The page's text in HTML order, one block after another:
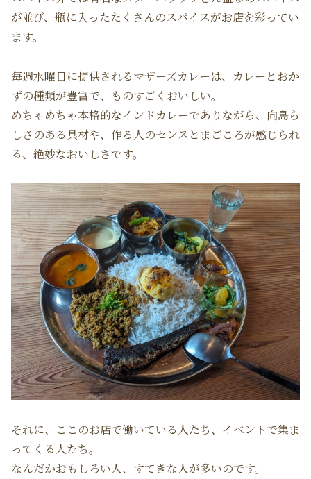
が並び、瓶に入ったたくさんのスパイスがお店を彩ってい
ます。
毎週水曜日に提供されるマザーズカレーは、カレーとおか
ずの種類が豊富で、ものすごくおいしい。
めちゃめちゃ本格的なインドカレーでありながら、向島ら
しさのある具材や、作る人のセンスとまごころが感じられ
る、絶妙なおいしさです。
それに、ここのお店で働いている人たち、イベントで集ま
ってくる人たち。
なんだかおもしろい人、すてきな人が多いのです。